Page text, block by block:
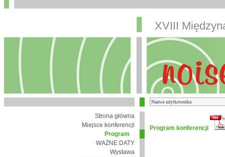
XVIII
Strona główna
Miejsce konferencji
Program
WAŻNE DATY
Wystawa
Program konferencji